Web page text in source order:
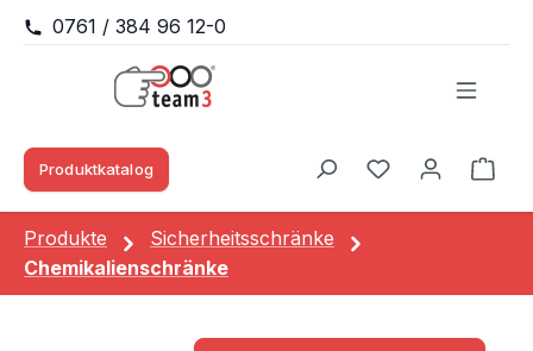
Zum Hauptinhalt springen
0761 / 384 96 12-0
Produktkatalog
Du hast 0
Produkte
Sicherheitsschränke
Chemikalienschränke